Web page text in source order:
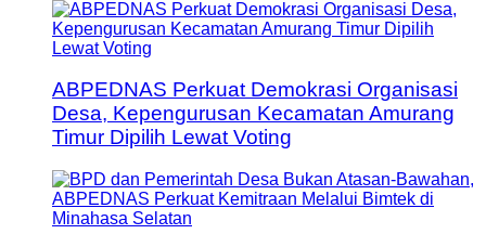
ABPEDNAS Perkuat Demokrasi Organisasi
Desa, Kepengurusan Kecamatan Amurang
Timur Dipilih Lewat Voting